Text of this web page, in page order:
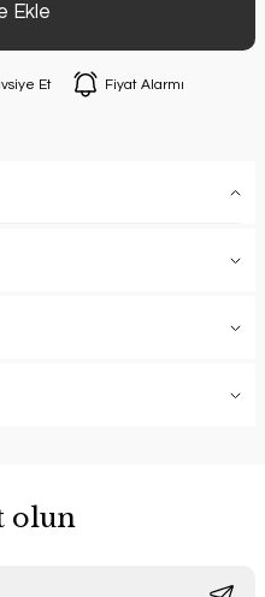
Ekle
Et Fiyat Alarmı
olun